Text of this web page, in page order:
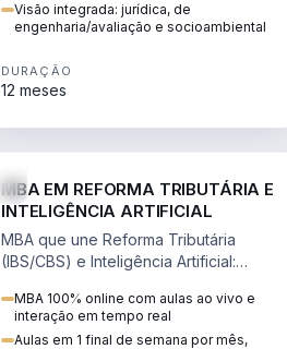
Visão integrada: jurídica, de
engenharia/avaliação e socioambiental
DURAÇÃO
12 meses
MBA EM REFORMA TRIBUTÁRIA E
INTELIGÊNCIA ARTIFICIAL
MBA que une Reforma Tributária
(IBS/CBS) e Inteligência Artificial:
RPA e automação da rotina fiscal.
MBA 100% online com aulas ao vivo e
interação em tempo real
Aulas em 1 final de semana por mês,